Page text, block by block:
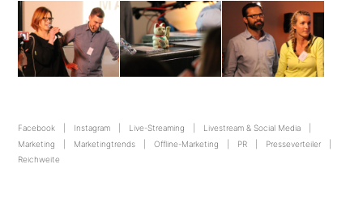
Facebook Instagram Live-Streaming
Livestream & Social Media
Marketing
Marketingtrends Offline-Marketing PR
Presseverteiler
Reichweite